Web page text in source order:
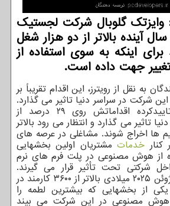
وایزتک گلوبال شرکت لجستیک
آینده بالاتر از دو هزار شغل
اینکه به سوی استفاده از
جهت داده است.
به نقل از رویترز، این اقدام تقریباً بر
شرکت در سراسر دنیا تاثیر می گذارد.
شرکت مذکور هم تاییدکرده اقداماتش روی ۲۹ درصد از
در ۴۰ کشور دنیا تاثیر می گذارد و انتظار می رود بالاتر
ها اخراج شوند. مشاغلی در عرصه های
خدماتمشتریان اولین بخشهایی
از هوش مصنوعی در پلت فرم های نرم
شرکتی تحت تأثیر قرار می گیرند.
وایزتک در تاریخ ۳۰ ژوئن ۲۰۲۵ میلادی بالاتر از ۳۶۰۰ کارمند در
از بخشهایی که بیشترین لطمه را
هوش مصنوعی در این شرکت می بیند